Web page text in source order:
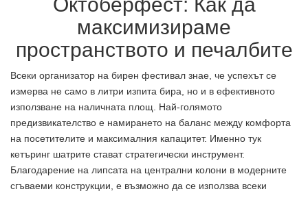
максимизираме
пространството и печалбите
Всеки организатор на бирен фестивал знае, че успехът се
измерва не само в литри изпита бира, но и в ефективното
използване на наличната площ. Най-голямото
предизвикателство е намирането на баланс между комфорта
на посетителите и максималния капацитет. Именно тук
кетъринг шатрите стават стратегически инструмент.
Благодарение на липсата на централни колони в модерните
сгъваеми конструкции, е възможно да се използва всеки